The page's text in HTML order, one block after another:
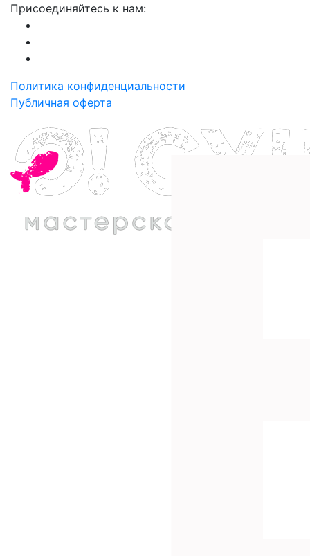
Присоединяйтесь к нам:
Политика конфиденциальности
Публичная оферта